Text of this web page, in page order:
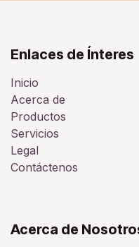
Enlaces de Ínteres
Inicio
Acerca de
Productos
Servicios
Legal
Contáctenos
Acerca de